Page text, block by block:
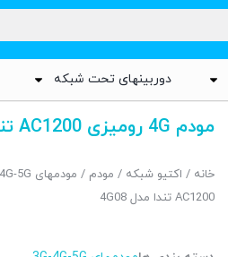
دوربینهای تحت شبکه
مودم 4G رومیزی AC1200 تندا مدل 4G08
خانه / اکتیو شبکه / مودم / مودمهای 3G-4G-5G
AC1200 تندا مدل 4G08